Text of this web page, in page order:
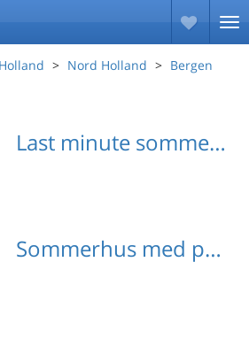
Holland Nord Holland Bergen
Last minute sommerhuse Bergen
Sommerhus med pool Bergen